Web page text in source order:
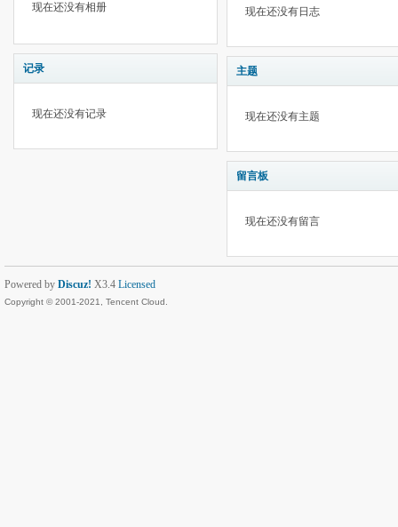
现在还没有相册
记录
现在还没有记录
现在还没有日志
主题
现在还没有主题
留言板
现在还没有留言
Powered by Discuz! X3.4 Licensed
Copyright © 2001-2021, Tencent Cloud.